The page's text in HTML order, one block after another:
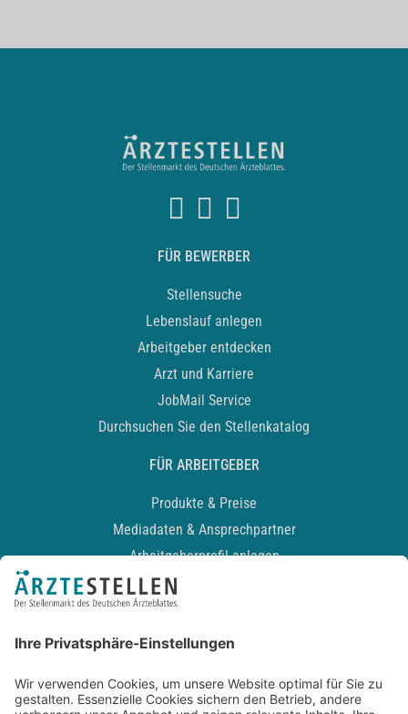
FÜR BEWERBER
Stellensuche
Lebenslauf anlegen
Arbeitgeber entdecken
Arzt und Karriere
JobMail Service
Durchsuchen Sie den Stellenkatalog
FÜR ARBEITGEBER
Produkte & Preise
Mediadaten & Ansprechpartner
Arbeitgeberprofil anlegen
Recruiting-Podcast
Kontakt